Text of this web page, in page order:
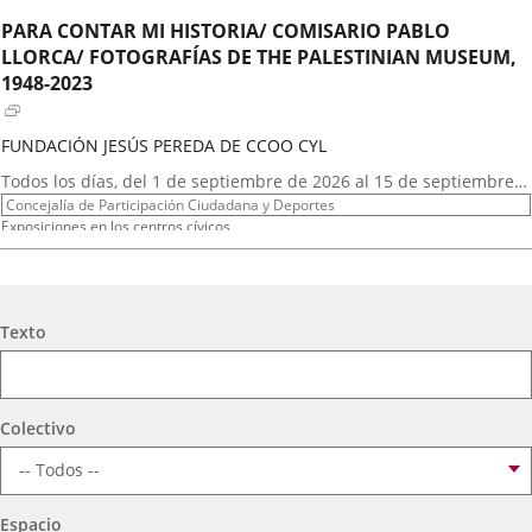
externa.externa.
PARA CONTAR MI HISTORIA/ COMISARIO PABLO
LLORCA/ FOTOGRAFÍAS DE THE PALESTINIAN MUSEUM,
1948-2023
FUNDACIÓN JESÚS PEREDA DE CCOO CYL
Fechas
del
evento
Todos los días, del 1 de septiembre de 2026 al 15 de septiembre
de 2026
Organizador
de
Concejalía de Participación Ciudadana y Deportes
Programa
Exposiciones en los centros cívicos
Espacio
Centro Cívico Zona Sur
GRUPO DE TEATRO LA MASCARA
del
evento
Organizador
de
actividad
Concejalía de Participación Ciudadana y Deportes
Programa
Muestras de Teatro Vecinal, Cultura Tradicional y Actividades Culturales y de
Ocio Infantil 2026
Espacio
Centro Cívico Zona Sur
Búsqueda
Texto
Colectivo
Espacio